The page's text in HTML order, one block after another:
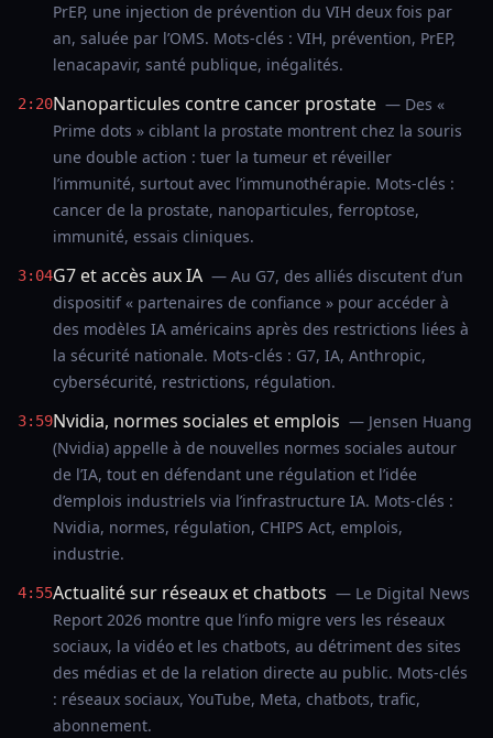
PrEP, une injection de prévention du VIH deux fois par
an, saluée par l’OMS. Mots-clés : VIH, prévention, PrEP,
lenacapavir, santé publique, inégalités.
2:20Nanoparticules contre cancer prostate — Des «
Prime dots » ciblant la prostate montrent chez la souris
une double action : tuer la tumeur et réveiller
l’immunité, surtout avec l’immunothérapie. Mots-clés :
cancer de la prostate, nanoparticules, ferroptose,
immunité, essais cliniques.
3:04G7 et accès aux IA — Au G7, des alliés discutent d’un
dispositif « partenaires de confiance » pour accéder à
des modèles IA américains après des restrictions liées à
la sécurité nationale. Mots-clés : G7, IA, Anthropic,
cybersécurité, restrictions, régulation.
3:59Nvidia, normes sociales et emplois — Jensen Huang
(Nvidia) appelle à de nouvelles normes sociales autour
de l’IA, tout en défendant une régulation et l’idée
d’emplois industriels via l’infrastructure IA. Mots-clés :
Nvidia, normes, régulation, CHIPS Act, emplois,
industrie.
4:55Actualité sur réseaux et chatbots — Le Digital News
Report 2026 montre que l’info migre vers les réseaux
sociaux, la vidéo et les chatbots, au détriment des sites
des médias et de la relation directe au public. Mots-clés
: réseaux sociaux, YouTube, Meta, chatbots, trafic,
abonnement.